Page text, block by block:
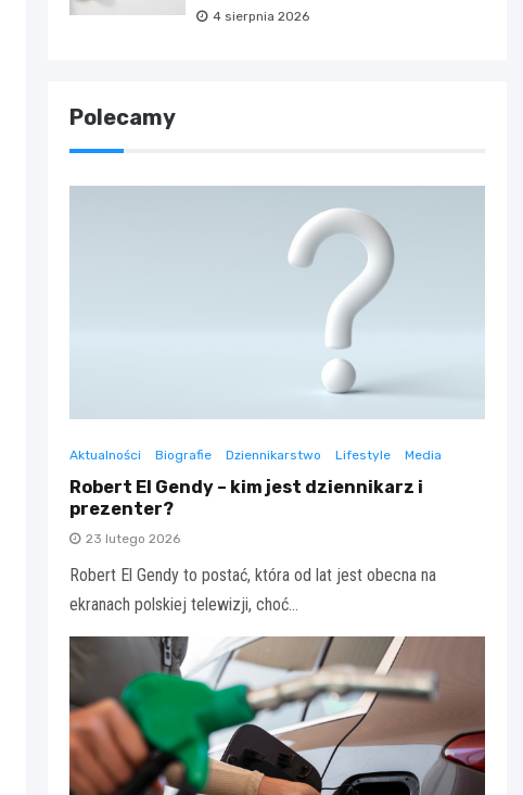
4 sierpnia 2026
Polecamy
Aktualności Biografie Dziennikarstwo Lifestyle Media
Robert El Gendy – kim jest dziennikarz i
prezenter?
23 lutego 2026
Robert El Gendy to postać, która od lat jest obecna na
ekranach polskiej telewizji, choć…